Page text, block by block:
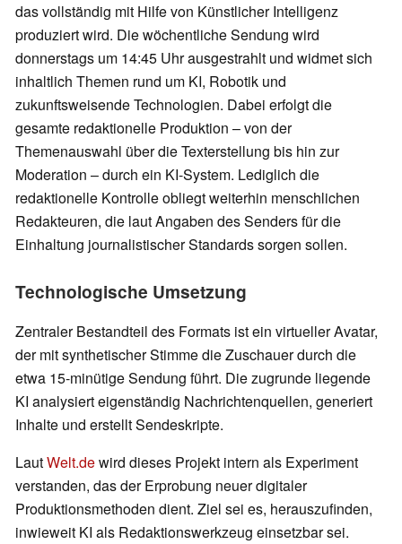
das vollständig mit Hilfe von Künstlicher Intelligenz
produziert wird. Die wöchentliche Sendung wird
donnerstags um 14:45 Uhr ausgestrahlt und widmet sich
inhaltlich Themen rund um KI, Robotik und
zukunftsweisende Technologien. Dabei erfolgt die
gesamte redaktionelle Produktion – von der
Themenauswahl über die Texterstellung bis hin zur
Moderation – durch ein KI-System. Lediglich die
redaktionelle Kontrolle obliegt weiterhin menschlichen
Redakteuren, die laut Angaben des Senders für die
Einhaltung journalistischer Standards sorgen sollen.
Technologische Umsetzung
Zentraler Bestandteil des Formats ist ein virtueller Avatar,
der mit synthetischer Stimme die Zuschauer durch die
etwa 15-minütige Sendung führt. Die zugrunde liegende
KI analysiert eigenständig Nachrichtenquellen, generiert
Inhalte und erstellt Sendeskripte.
LautWelt.dewird dieses Projekt intern als Experiment
verstanden, das der Erprobung neuer digitaler
Produktionsmethoden dient. Ziel sei es, herauszufinden,
inwieweit KI als Redaktionswerkzeug einsetzbar sei.